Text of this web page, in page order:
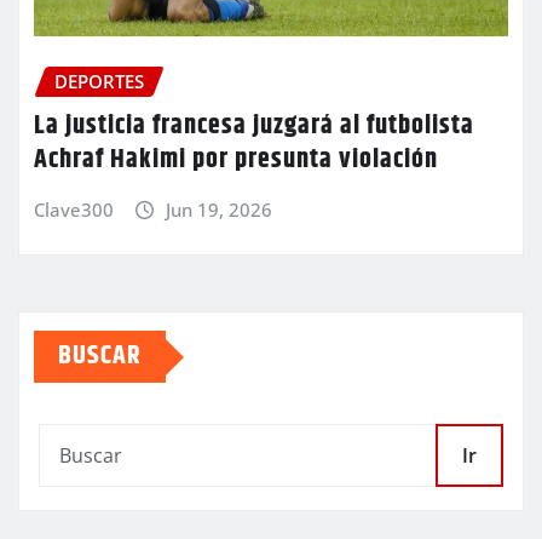
DEPORTES
La justicia francesa juzgará al futbolista
Achraf Hakimi por presunta violación
Clave300 Jun 19, 2026
BUSCAR
Ir